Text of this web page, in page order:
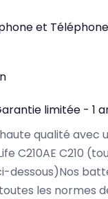
et Téléphone
limitée - 1
qualité avec
C210AE C210
les normes